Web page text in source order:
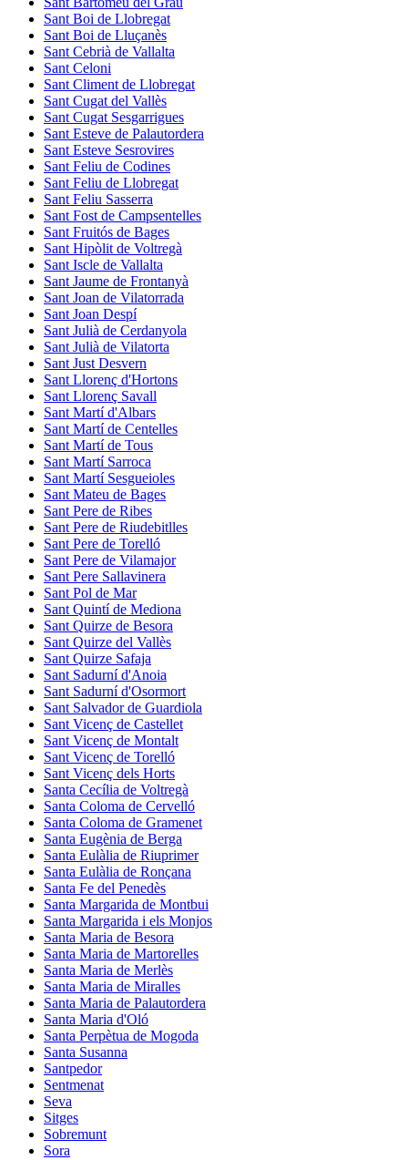
Sant Boi de Llobregat
Sant Boi de Lluçanès
Sant Cebrià de Vallalta
Sant Celoni
Sant Climent de Llobregat
Sant Cugat del Vallès
Sant Cugat Sesgarrigues
Sant Esteve de Palautordera
Sant Esteve Sesrovires
Sant Feliu de Codines
Sant Feliu de Llobregat
Sant Feliu Sasserra
Sant Fost de Campsentelles
Sant Fruitós de Bages
Sant Hipòlit de Voltregà
Sant Iscle de Vallalta
Sant Jaume de Frontanyà
Sant Joan de Vilatorrada
Sant Joan Despí
Sant Julià de Cerdanyola
Sant Julià de Vilatorta
Sant Just Desvern
Sant Llorenç d'Hortons
Sant Llorenç Savall
Sant Martí d'Albars
Sant Martí de Centelles
Sant Martí de Tous
Sant Martí Sarroca
Sant Martí Sesgueioles
Sant Mateu de Bages
Sant Pere de Ribes
Sant Pere de Riudebitlles
Sant Pere de Torelló
Sant Pere de Vilamajor
Sant Pere Sallavinera
Sant Pol de Mar
Sant Quintí de Mediona
Sant Quirze de Besora
Sant Quirze del Vallès
Sant Quirze Safaja
Sant Sadurní d'Anoia
Sant Sadurní d'Osormort
Sant Salvador de Guardiola
Sant Vicenç de Castellet
Sant Vicenç de Montalt
Sant Vicenç de Torelló
Sant Vicenç dels Horts
Santa Cecília de Voltregà
Santa Coloma de Cervelló
Santa Coloma de Gramenet
Santa Eugènia de Berga
Santa Eulàlia de Riuprimer
Santa Eulàlia de Ronçana
Santa Fe del Penedès
Santa Margarida de Montbui
Santa Margarida i els Monjos
Santa Maria de Besora
Santa Maria de Martorelles
Santa Maria de Merlès
Santa Maria de Miralles
Santa Maria de Palautordera
Santa Maria d'Oló
Santa Perpètua de Mogoda
Santa Susanna
Santpedor
Sentmenat
Seva
Sitges
Sobremunt
Sora